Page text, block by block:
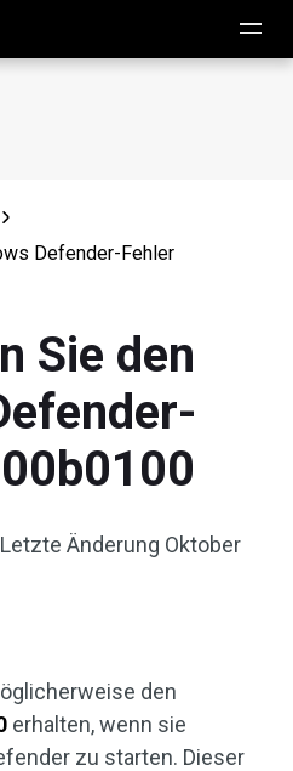
Defender-Fehler
Sie den
Letzte Änderung Oktober
den
erhalten, wenn sie
zu starten. Dieser